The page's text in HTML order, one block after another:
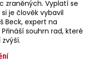
zraněných. Vyplatí se
je člověk vybavil
Beck, expert na
souhrn rad, které